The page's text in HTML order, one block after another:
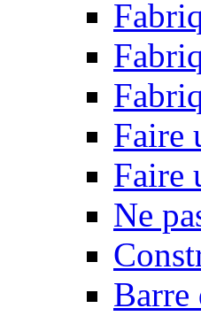
Faire
Faire
Ne
Barre